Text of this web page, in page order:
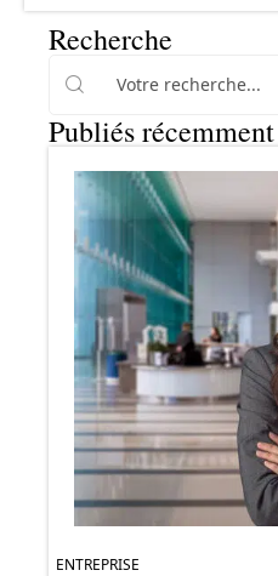
Recherche
Publiés récemment
ENTREPRISE